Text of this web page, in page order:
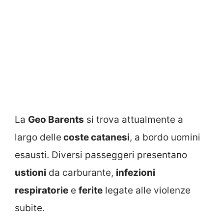
La Geo Barents si trova attualmente a
largo delle coste catanesi, a bordo uomini
esausti. Diversi passeggeri presentano
ustioni da carburante, infezioni
respiratorie e ferite legate alle violenze
subite.